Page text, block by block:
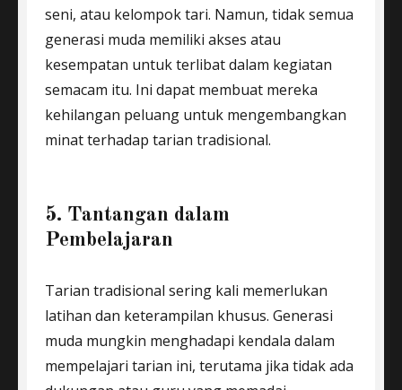
seni, atau kelompok tari. Namun, tidak semua
generasi muda memiliki akses atau
kesempatan untuk terlibat dalam kegiatan
semacam itu. Ini dapat membuat mereka
kehilangan peluang untuk mengembangkan
minat terhadap tarian tradisional.
5. Tantangan dalam
Pembelajaran
Tarian tradisional sering kali memerlukan
latihan dan keterampilan khusus. Generasi
muda mungkin menghadapi kendala dalam
mempelajari tarian ini, terutama jika tidak ada